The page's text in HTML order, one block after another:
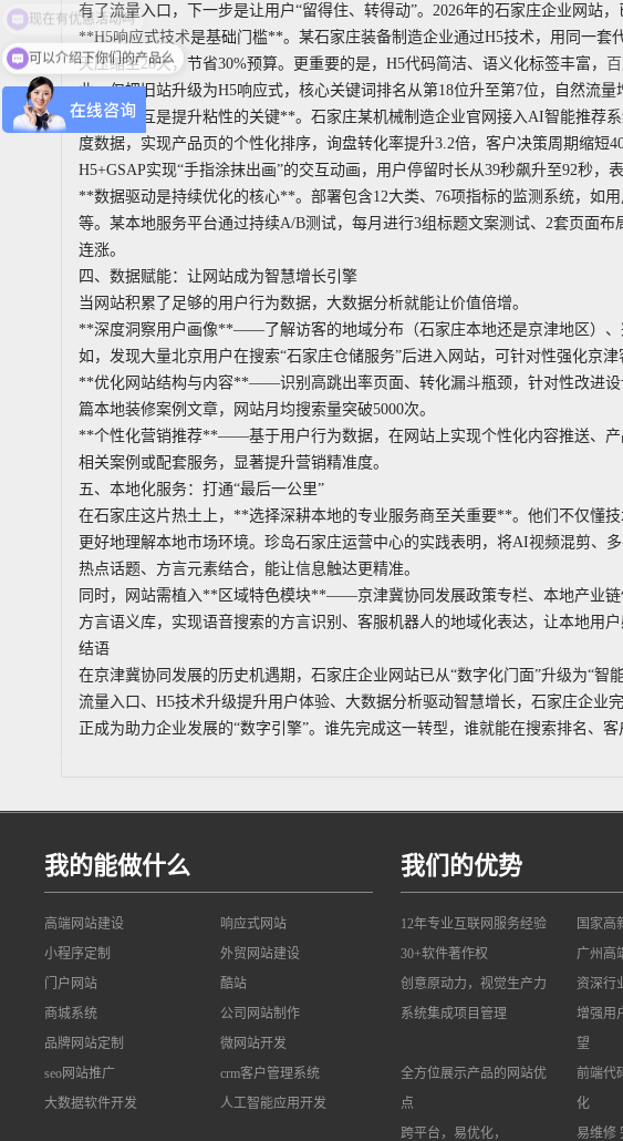
有了流量入口，下一步是让用户“留得住、转得动”。2026年的石家庄企业网站，
**H5响应式技术是基础门槛**。某石家庄装备制造企业通过H5技术，用同一套
天压缩至28天，节省30%预算。更重要的是，H5代码简洁、语义化标签丰富，
业，仅把旧站升级为H5响应式，核心关键词排名从第18位升至第7位，自然流量
**智能交互是提升粘性的关键**。石家庄某机械制造企业官网接入AI智能推荐
度数据，实现产品页的个性化排序，询盘转化率提升3.2倍，客户决策周期缩短
H5+GSAP实现“手指涂抹出画”的交互动画，用户停留时长从39秒飙升至92秒，
**数据驱动是持续优化的核心**。部署包含12大类、76项指标的监测系统，如
等。某本地服务平台通过持续A/B测试，每月进行3组标题文案测试、2套页面
连涨。
四、数据赋能：让网站成为智慧增长引擎
当网站积累了足够的用户行为数据，大数据分析就能让价值倍增。
**深度洞察用户画像**——了解访客的地域分布（石家庄本地还是京津地区）、
如，发现大量北京用户在搜索“石家庄仓储服务”后进入网站，可针对性强化京津
**优化网站结构与内容**——识别高跳出率页面、转化漏斗瓶颈，针对性改进
篇本地装修案例文章，网站月均搜索量突破5000次。
**个性化营销推荐**——基于用户行为数据，在网站上实现个性化内容推送、
相关案例或配套服务，显著提升营销精准度。
五、本地化服务：打通“最后一公里”
在石家庄这片热土上，**选择深耕本地的专业服务商至关重要**。他们不仅懂
更好地理解本地市场环境。珍岛石家庄运营中心的实践表明，将AI视频混剪、
热点话题、方言元素结合，能让信息触达更精准。
同时，网站需植入**区域特色模块**——京津冀协同发展政策专栏、本地产业
方言语义库，实现语音搜索的方言识别、客服机器人的地域化表达，让本地用户
结语
在京津冀协同发展的历史机遇期，石家庄企业网站已从“数字化门面”升级为“智
流量入口、H5技术升级提升用户体验、大数据分析驱动智慧增长，石家庄企业
正成为助力企业发展的“数字引擎”。谁先完成这一转型，谁就能在搜索排名、
我的能做什么
高端网站建设
响应式网站
小程序定制
外贸网站建设
门户网站
酷站
商城系统
公司网站制作
品牌网站定制
微网站开发
seo网站推广
crm客户管理系统
大数据软件开发
人工智能应用开发
我们的优势
12年专业互联网服务经验
国家高
30+软件著作权
广州高
创意原动力，视觉生产力
资深行
系统集成项目管理
增强用
望
全方位展示产品的网站优
点
前端代
化
跨平台，易优化，
易维修
可以介绍下你们的产品么